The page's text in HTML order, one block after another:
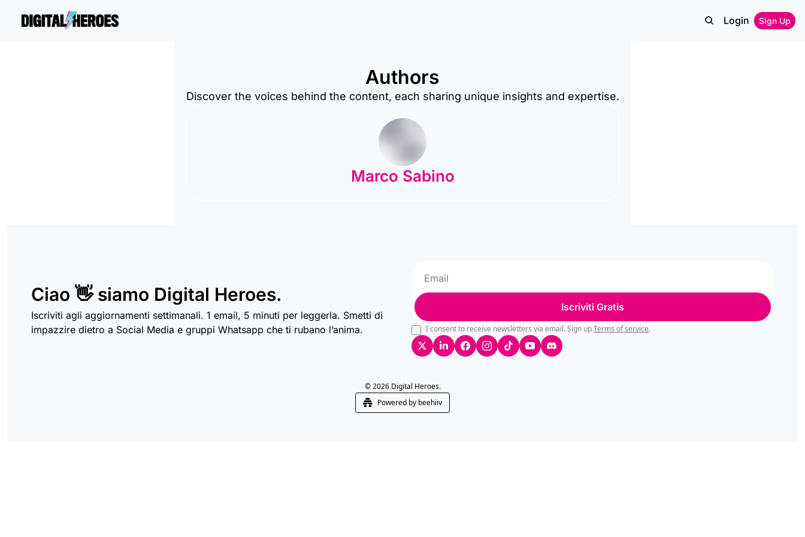
Login Sign Up
Authors
Discover the voices behind the content, each sharing unique insights and expertise.
Marco Sabino
Ciao 👋 siamo Digital Heroes.
Iscriviti agli aggiornamenti settimanali. 1 email, 5 minuti per leggerla. Smetti di
impazzire dietro a Social Media e gruppi Whatsapp che ti rubano l’anima.
Iscriviti Gratis
I consent to receive newsletters via email. Sign upTerms of service.
© 2026 Digital Heroes.
Powered by beehiiv